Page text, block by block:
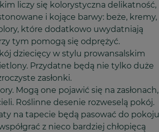
liczy się kolorystyczna delikatność,
i kojące barwy: beże, kremy,
które dodatkowo uwydatniają
tym pomogą się odprężyć.
dziecięcy w stylu prowansalskim
Przydatne będą nie tylko duże
zasłonki.
Mogą one pojawić się na zasłonach,
Roślinne desenie rozweselą pokój.
na tapecie będą pasować do pokoju
z nieco bardziej chłopięcą